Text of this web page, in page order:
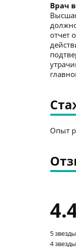
Врач
отчет
Опыт
5 звезды
4 звезды